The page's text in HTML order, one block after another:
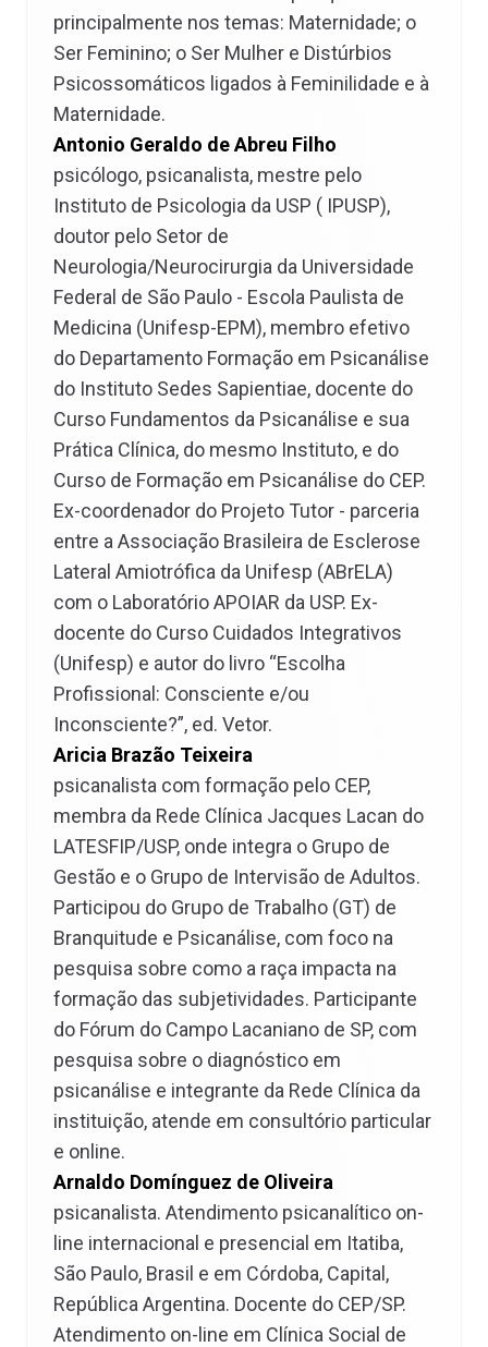
principalmente nos temas: Maternidade; o
Ser Feminino; o Ser Mulher e Distúrbios
Psicossomáticos ligados à Feminilidade e à
Maternidade.
Antonio Geraldo de Abreu Filho
psicólogo, psicanalista, mestre pelo
Instituto de Psicologia da USP ( IPUSP),
doutor pelo Setor de
Neurologia/Neurocirurgia da Universidade
Federal de São Paulo - Escola Paulista de
Medicina (Unifesp-EPM), membro efetivo
do Departamento Formação em Psicanálise
do Instituto Sedes Sapientiae, docente do
Curso Fundamentos da Psicanálise e sua
Prática Clínica, do mesmo Instituto, e do
Curso de Formação em Psicanálise do CEP.
Ex-coordenador do Projeto Tutor - parceria
entre a Associação Brasileira de Esclerose
Lateral Amiotrófica da Unifesp (ABrELA)
com o Laboratório APOIAR da USP. Ex-
docente do Curso Cuidados Integrativos
(Unifesp) e autor do livro “Escolha
Profissional: Consciente e/ou
Inconsciente?”, ed. Vetor.
Aricia Brazão Teixeira
psicanalista com formação pelo CEP,
membra da Rede Clínica Jacques Lacan do
LATESFIP/USP, onde integra o Grupo de
Gestão e o Grupo de Intervisão de Adultos.
Participou do Grupo de Trabalho (GT) de
Branquitude e Psicanálise, com foco na
pesquisa sobre como a raça impacta na
formação das subjetividades. Participante
do Fórum do Campo Lacaniano de SP, com
pesquisa sobre o diagnóstico em
psicanálise e integrante da Rede Clínica da
instituição, atende em consultório particular
e online.
Arnaldo Domínguez de Oliveira
psicanalista. Atendimento psicanalítico on-
line internacional e presencial em Itatiba,
São Paulo, Brasil e em Córdoba, Capital,
República Argentina. Docente do CEP/SP.
Atendimento on-line em Clínica Social de